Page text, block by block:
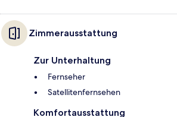
Zimmerausstattung
Zur Unterhaltung
Fernseher
Satellitenfernsehen
Komfortausstattung